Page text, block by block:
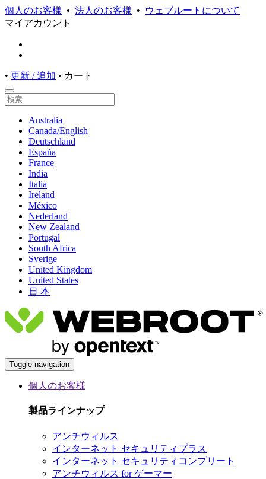
個人のお客様 • 法人のお客様 •
ウェブルートについて
マイアカウント
• 更新 / 追加 • カート
Australia
Canada/English
Deutschland
España
France
India
Italia
Ireland
México
Nederland
New Zealand
Portugal
South Africa
Sverige
United Kingdom
United States
日 本
Toggle navigation
個人のお客様
製品ラインナップ
アンチウィルス
インターネット セキュリティプラス
インターネット セキュリティコンプリート
アンチウィルス for ゲーマー